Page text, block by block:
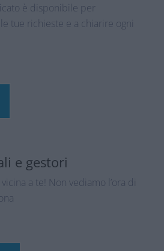
è disponibile per
tue richieste e a chiarire ogni
e gestori
a te! Non vediamo l’ora di